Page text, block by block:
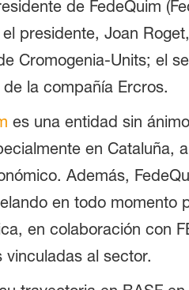
de FedeQuim
presidente, Joan
Cromogenia-Units; el
la compañía Ercros.
es una entidad sin
en Cataluña,
Además,
en todo momento
en colaboración con
vinculadas al sector.